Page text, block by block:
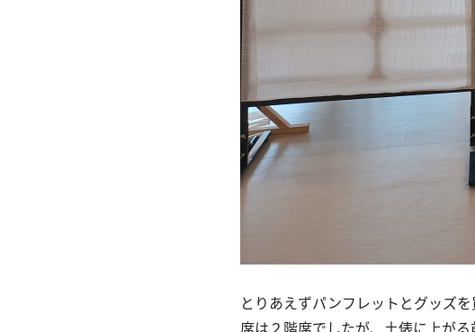
とりあえずパンフレットとグッズを
席は２階席でしたが、土俵に上が